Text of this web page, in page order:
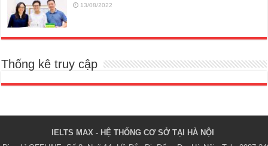
13/08/2022
Thống kê truy cập
IELTS MAX - HỆ THỐNG CƠ SỞ TẠI HÀ NỘI